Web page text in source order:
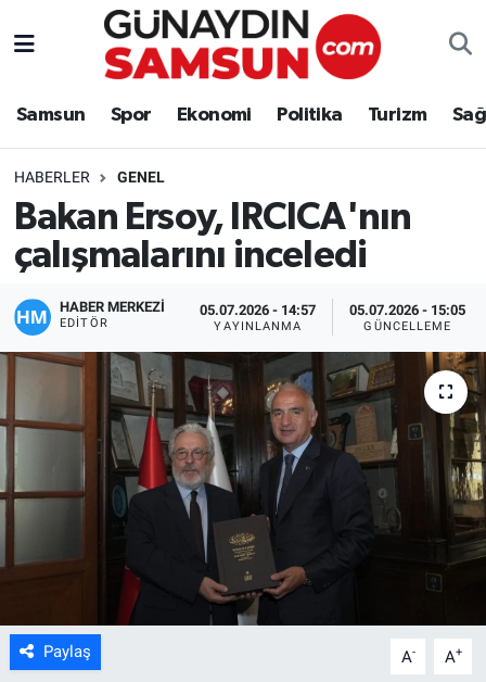
Samsun Spor Ekonomi Politika Turizm
HABERLER GENEL
Bakan Ersoy, IRCICA'nın
çalışmalarını inceledi
HABER MERKEZİ
EDITÖR
05.07.2026 - 14:57
YAYINLANMA
05.07.2026 - 15:05
GÜNCELLEME
Paylaş A- A+
Samsun
Politika
Turizm
Sağlık
Eğitim
Yaşam
Kültür Sanat
Bilim ve Teknoloji
Genel
Nöbetçi Eczaneler
Süper Lig Puan Durumu ve Fikstür
Tüm Manşetler
Son Dakika Haberleri
Haber Arşivi